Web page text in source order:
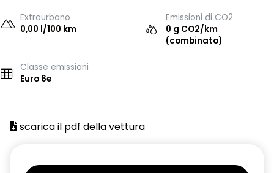
Extraurbano
0,00 l/100 km
Emissioni di CO2
0 g CO2/km
(combinato)
Classe emissioni
Euro 6e
scarica il pdf della vettura